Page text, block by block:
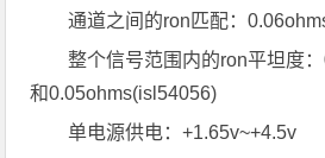
通道之间的ron匹配：
整个信号范围内的ron平坦度
和0.05ohms(isl54056)
单电源供电：+1.65v~+4.5v